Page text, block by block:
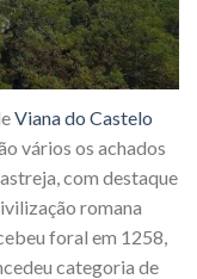
Viana do Castelo
vários os achados
com destaque
romana
foral em 1258,
categoria de